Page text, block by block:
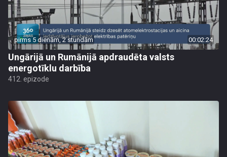
pirms 5 dienām, 2 stundām 00:02:24
Ungārijā un Rumānijā apdraudēta valsts
energotīklu darbība
412. epizode